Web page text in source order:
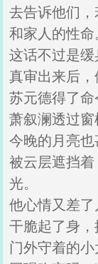
去告诉他们
和家人的性命
这话不过是缓
真审出来后，
苏元德得了命
萧叙澜透过窗
今晚的月亮也
被云层遮挡
光。
他心情又差了
干脆起了身，
门外守着的